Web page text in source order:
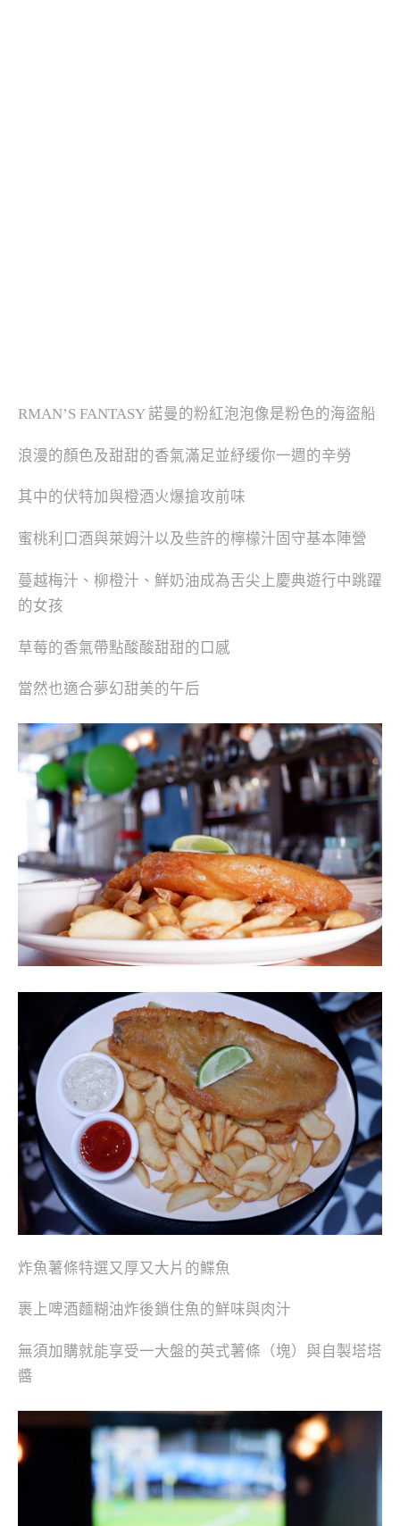
RMAN’S FANTASY 諾曼的粉紅泡泡像是粉色的海盜船
浪漫的顏色及甜甜的香氣滿足並紓缓你一週的辛勞
其中的伏特加與橙酒火爆搶攻前味
蜜桃利口酒與萊姆汁以及些許的檸檬汁固守基本陣營
蔓越梅汁、柳橙汁、鮮奶油成為舌尖上慶典遊行中跳躍
的女孩
草莓的香氣帶點酸酸甜甜的口感
當然也適合夢幻甜美的午后
炸魚薯條特選又厚又大片的鰈魚
裹上啤酒麵糊油炸後鎖住魚的鮮味與肉汁
無須加購就能享受一大盤的英式薯條（塊）與自製塔塔
醬